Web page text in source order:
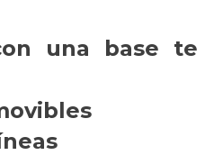
una base te